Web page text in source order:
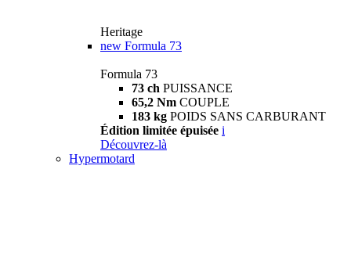
Heritage
new Formula 73
Formula 73
73 ch PUISSANCE
65,2 Nm COUPLE
183 kg POIDS SANS CARBURANT
Édition limitée épuisée i
Découvrez-là
Hypermotard